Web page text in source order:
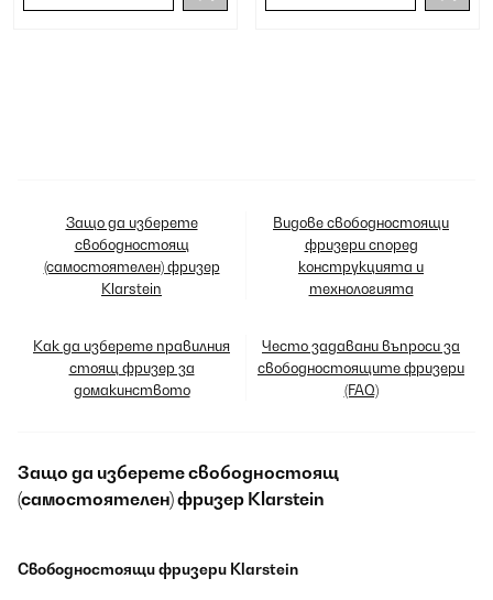
Защо да изберете
свободностоящ
(самостоятелен) фризер
Klarstein
Видове свободностоящи
фризери според
конструкцията и
технологията
Как да изберете правилния
стоящ фризер за
домакинството
Често задавани въпроси за
свободностоящите фризери
(FAQ)
Защо да изберете свободностоящ
(самостоятелен) фризер Klarstein
Свободностоящи фризери Klarstein